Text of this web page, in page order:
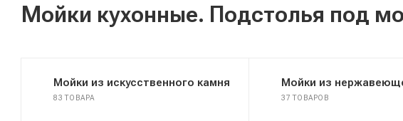
Мойки кухонные. Подстолья под
Мойки из искусственного камня
83 ТОВАРА
Мойки из
37 ТОВАРОВ